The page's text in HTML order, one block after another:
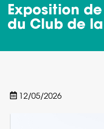
Exposition
du Club de
12/05/2026